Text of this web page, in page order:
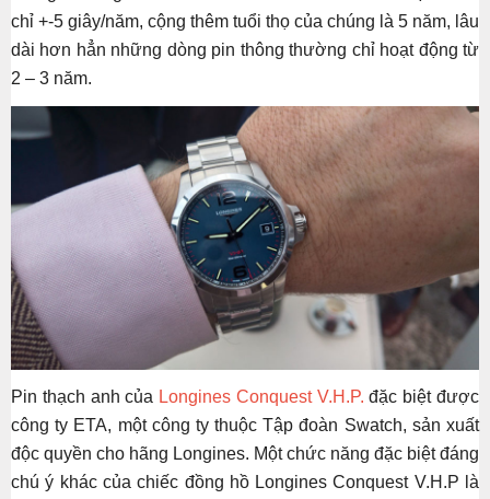
chỉ +-5 giây/năm, cộng thêm tuổi thọ của chúng là 5 năm, lâu
dài hơn hẳn những dòng pin thông thường chỉ hoạt động từ
2 – 3 năm.
Pin thạch anh của Longines Conquest V.H.P. đặc biệt được
công ty ETA, một công ty thuộc Tập đoàn Swatch, sản xuất
độc quyền cho hãng Longines. Một chức năng đặc biệt đáng
chú ý khác của chiếc đồng hồ Longines Conquest V.H.P là